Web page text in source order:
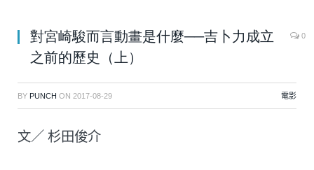
對宮崎駿而言動畫是什麼──吉卜力成立
之前的歷史（上）
0
BY PUNCH ON 2017-08-29 電影
文／ 杉田俊介